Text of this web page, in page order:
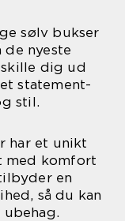
sølv bukser
nyeste
dig ud
statement-
stil.
har et unikt
med komfort
en
så du kan